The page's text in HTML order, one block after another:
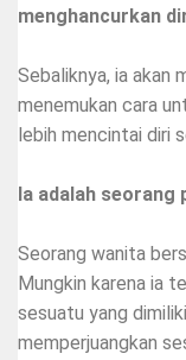
menghancurkan
Sebaliknya, ia akan
menemukan cara
lebih mencintai diri
Ia adalah seorang
Seorang wanita
Mungkin karena ia
sesuatu yang
memperjuangkan